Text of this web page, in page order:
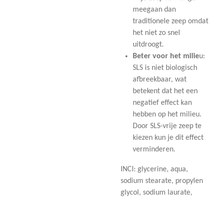
meegaan dan
traditionele zeep omdat
het niet zo snel
uitdroogt.
Beter voor het milieu:
SLS is niet biologisch
afbreekbaar, wat
betekent dat het een
negatief effect kan
hebben op het milieu.
Door SLS-vrije zeep te
kiezen kun je dit effect
verminderen.
INCI: glycerine, aqua,
sodium stearate, propylen
glycol, sodium laurate,